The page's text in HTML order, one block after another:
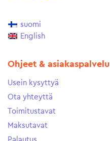
suomi
English
Ohjeet & asiakaspalvelu
Usein kysyttyä
Ota yhteyttä
Toimitustavat
Maksutavat